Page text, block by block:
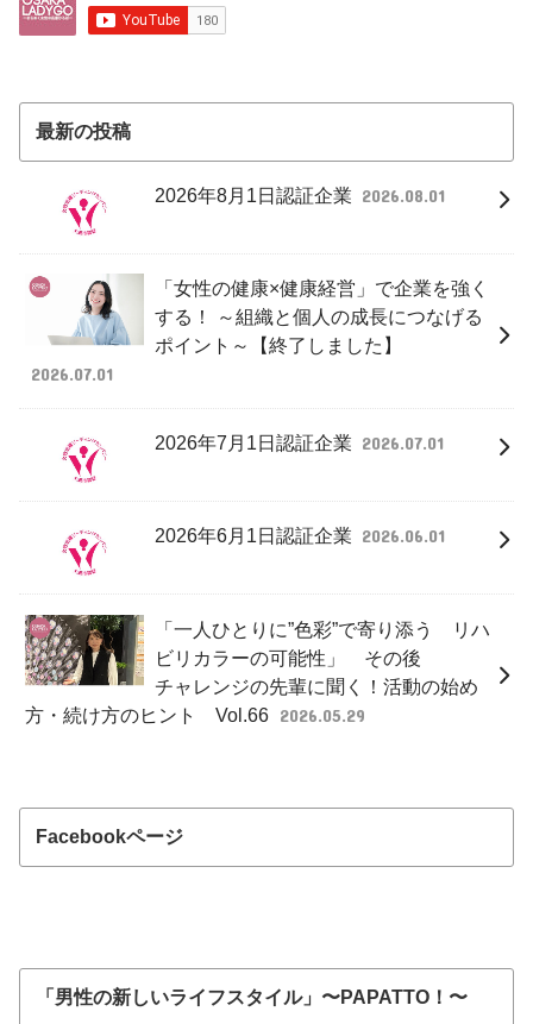
最新の投稿
2026年8月1日認証企業 2026.08.01
「女性の健康×健康経営」で企業を強く
する！ ～組織と個人の成長につなげる
ポイント～【終了しました】
2026.07.01
2026年7月1日認証企業 2026.07.01
2026年6月1日認証企業 2026.06.01
「一人ひとりに”色彩”で寄り添う リハ
ビリカラーの可能性」 その後
チャレンジの先輩に聞く！活動の始め
方・続け方のヒント Vol.66 2026.05.29
Facebookページ
「男性の新しいライフスタイル」〜PAPATTO！〜